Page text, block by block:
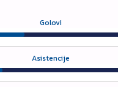
Golovi
Asistencije